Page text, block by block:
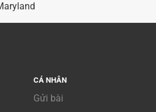
CÁ NHÂN
Gửi bài